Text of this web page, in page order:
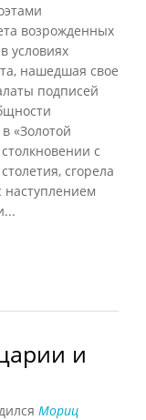
возрожденных
условиях
нашедшая свое
подписей
«Золотой
с
сгорела
наступлением
и
Мориц